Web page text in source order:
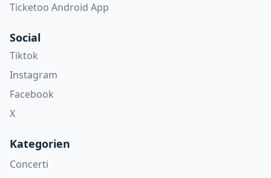
Ticketoo Android App
Social
Tiktok
Instagram
Facebook
X
Kategorien
Concerti